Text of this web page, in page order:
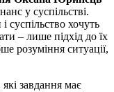
у суспільстві.
суспільство хочуть
– лише підхід до їх
розуміння ситуації,
завдання має